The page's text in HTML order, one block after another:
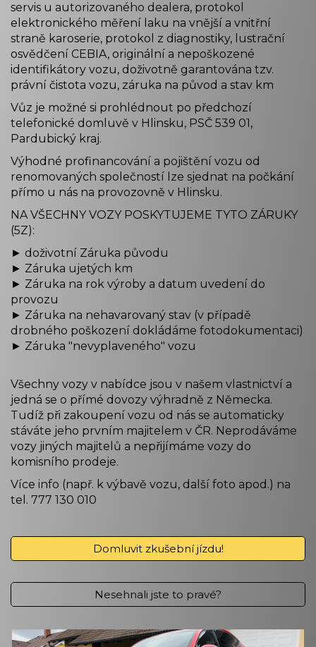
servis u autorizovaného dealera, protokol
elektronického měření laku na vnější a vnitřní
straně karoserie, protokol z diagnostiky, lustrační
osvědčení CEBIA, originální a nepoškozené
identifikátory vozu, doživotně garantována tzv.
právní čistota vozu, záruka na původ a stav km
Vůz je možné si prohlédnout po předchozí
telefonické domluvě v Hlinsku, PSČ 539 01,
Pardubický kraj.
Výhodné profinancování a pojištění vozu od
renomovaných společností lze sjednat na počkání
přímo u nás na provozovně v Hlinsku.
NA VŠECHNY VOZY POSKYTUJEME TYTO ZÁRUKY
(5Z):
► doživotní Záruka původu
► Záruka ujetých km
► Záruka na rok výroby a datum uvedení do
provozu
► Záruka na nehavarovaný stav (v případě
drobného poškození dokládáme fotodokumentaci)
► Záruka "nevyplaveného" vozu
Všechny vozy v nabídce jsou v našem vlastnictví a
jedná se o přímé dovozy výhradně z Německa.
Tudíž při zakoupení vozu od nás se automaticky
stáváte jeho prvním majitelem v ČR. Neprodáváme
vozy jiných majitelů a nepřijímáme vozy do
komisního prodeje.
Více info (např. k výbavě vozu, další foto apod.) na
tel. 777 130 010
Domluvit zkušební jízdu!
Nesehnali jste to pravé?